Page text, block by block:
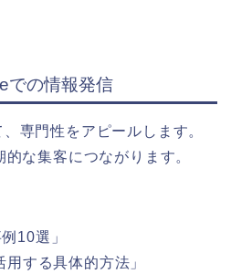
での情報発信
専門性をアピールします。
な集客につながります。
10選」
する具体的方法」